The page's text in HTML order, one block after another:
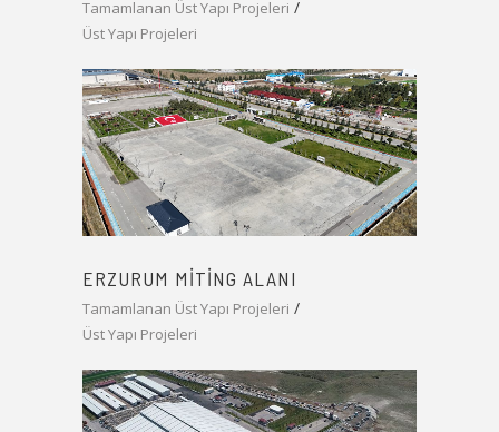
Tamamlanan Üst Yapı Projeleri
Üst Yapı Projeleri
ERZURUM MITING ALANI
Tamamlanan Üst Yapı Projeleri
Üst Yapı Projeleri